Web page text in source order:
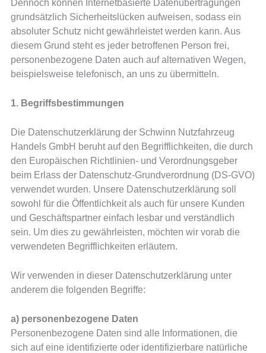
Dennoch können Internetbasierte Datenübertragungen
grundsätzlich Sicherheitslücken aufweisen, sodass ein
absoluter Schutz nicht gewährleistet werden kann. Aus
diesem Grund steht es jeder betroffenen Person frei,
personenbezogene Daten auch auf alternativen Wegen,
beispielsweise telefonisch, an uns zu übermitteln.
1. Begriffsbestimmungen
Die Datenschutzerklärung der Schwinn Nutzfahrzeug
Handels GmbH beruht auf den Begrifflichkeiten, die durch
den Europäischen Richtlinien- und Verordnungsgeber
beim Erlass der Datenschutz-Grundverordnung (DS-GVO)
verwendet wurden. Unsere Datenschutzerklärung soll
sowohl für die Öffentlichkeit als auch für unsere Kunden
und Geschäftspartner einfach lesbar und verständlich
sein. Um dies zu gewährleisten, möchten wir vorab die
verwendeten Begrifflichkeiten erläutern.
Wir verwenden in dieser Datenschutzerklärung unter
anderem die folgenden Begriffe:
a) personenbezogene Daten
Personenbezogene Daten sind alle Informationen, die
sich auf eine identifizierte oder identifizierbare natürliche